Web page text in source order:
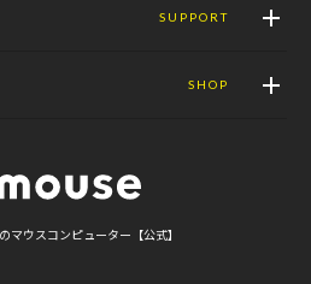
SUPPORT
SHOP
マウスコンピューター【公式】